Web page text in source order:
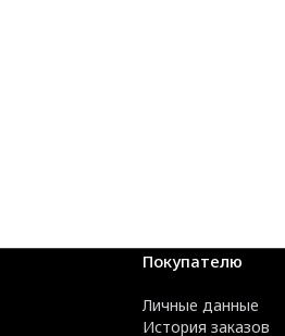
Покупателю
Личные данные
История заказов